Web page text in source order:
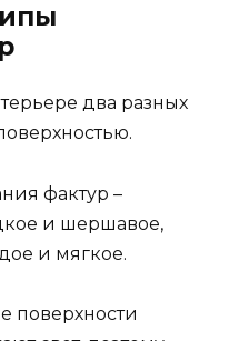
два разных
фактур –
и шершавое,
и мягкое.
поверхности